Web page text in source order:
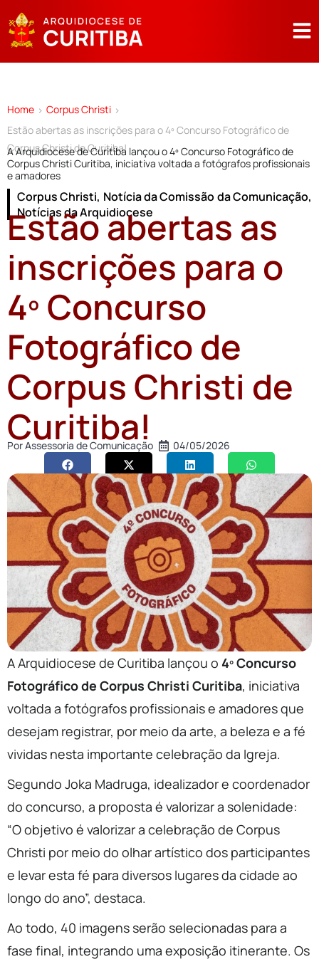
Home > Corpus Christi >
Estão abertas as inscrições para o 4º Concurso Fotográfico de
Corpus Christi de Curitiba!
A Arquidiocese de Curitiba lançou o 4º Concurso Fotográfico de
Corpus Christi Curitiba, iniciativa voltada a fotógrafos profissionais
e amadores
Corpus Christi, Notícia da Comissão da Comunicação,
Notícias da Arquidiocese
Estão abertas as
inscrições para o
4º Concurso
Fotográfico de
Corpus Christi de
Curitiba!
PorAssessoria de Comunicação 04/05/2026
A Arquidiocese de Curitiba lançou o 4º Concurso
Fotográfico de Corpus Christi Curitiba, iniciativa
voltada a fotógrafos profissionais e amadores que
desejam registrar, por meio da arte, a beleza e a fé
vividas nesta importante celebração da Igreja.
Segundo Joka Madruga, idealizador e coordenador
do concurso, a proposta é valorizar a solenidade:
“O objetivo é valorizar a celebração de Corpus
Christi por meio do olhar artístico dos participantes
e levar esta fé para diversos lugares da cidade ao
longo do ano”, destaca.
Ao todo, 40 imagens serão selecionadas para a
fase final, integrando uma exposição itinerante. Os